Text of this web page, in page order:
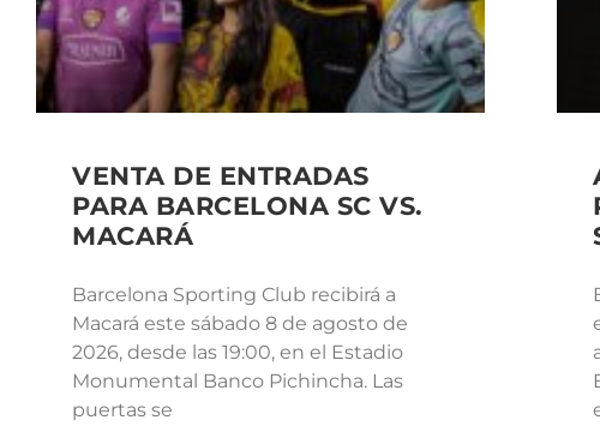
VENTA DE ENTRADAS
PARA BARCELONA SC VS.
MACARÁ
Barcelona Sporting Club recibirá a
Macará este sábado 8 de agosto de
2026, desde las 19:00, en el Estadio
Monumental Banco Pichincha. Las
puertas se